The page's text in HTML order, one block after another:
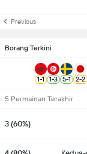
Previous
Borang Terkini
1-1 1-3 5-1 2-2
5 Permainan Terakhir
3 (60%)